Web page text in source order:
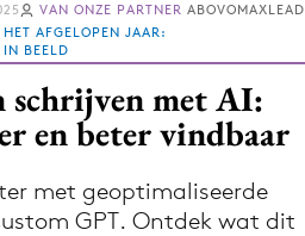
de app
via de Adformatie
app
VAN ONZE PARTNER ABOVOMAXLEAD
AFGELOPEN JAAR:
IN BEELD
schrijven met AI:
en beter vindbaar
met geoptimaliseerde
GPT. Ontdek wat dit